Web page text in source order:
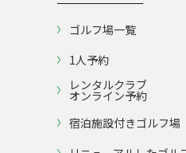
ゴルフ場一覧
1人予約
レンタルクラブ
オンライン予約
宿泊施設付きゴルフ場